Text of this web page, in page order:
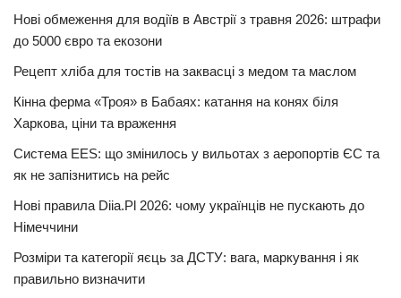
Нові обмеження для водіїв в Австрії з травня 2026: штрафи
до 5000 євро та екозони
Рецепт хліба для тостів на заквасці з медом та маслом
Кінна ферма «Троя» в Бабаях: катання на конях біля
Харкова, ціни та враження
Система EES: що змінилось у вильотах з аеропортів ЄС та
як не запізнитись на рейс
Нові правила Diia.Pl 2026: чому українців не пускають до
Німеччини
Розміри та категорії яєць за ДСТУ: вага, маркування і як
правильно визначити